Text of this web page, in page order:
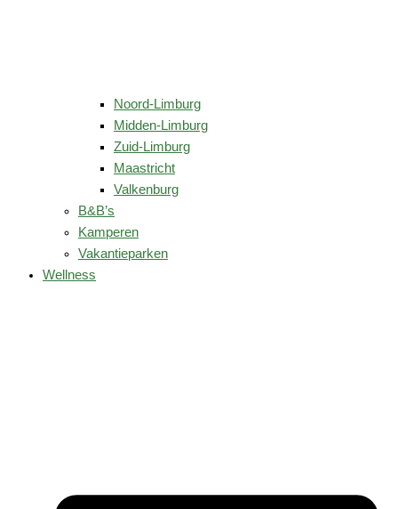
Noord-Limburg
Midden-Limburg
Zuid-Limburg
Maastricht
Valkenburg
B&B’s
Kamperen
Vakantieparken
Wellness